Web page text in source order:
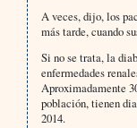
A veces, dijo, los
más tarde, cuando
Si no se trata, la
enfermedades
Aproximadamente
población, tienen
2014.